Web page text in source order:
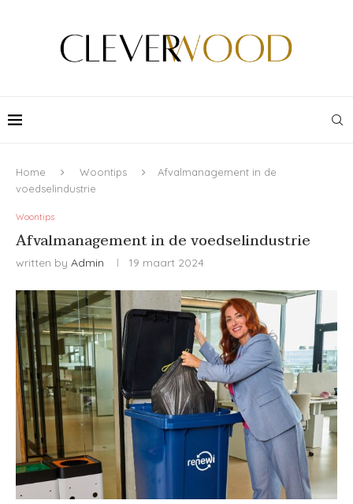
Home Woontips
Afvalmanagement in de
voedselindustrie
Woontips
Afvalmanagement in de voedselindustrie
written by Admin 19 maart 2024